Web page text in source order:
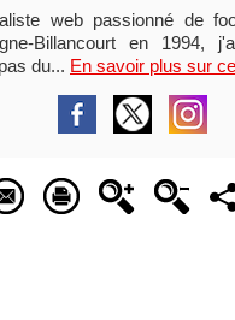
web passionné de
Billancourt en 1994,
du... En savoir plus sur